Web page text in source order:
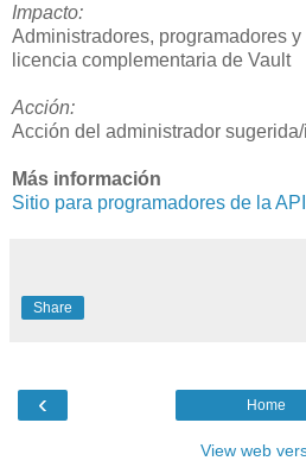
Impacto:
Administradores, programadores
licencia complementaria de Vault
Acción:
Acción del administrador
Más información
Sitio para programadores de la
Share
‹ Home
View web